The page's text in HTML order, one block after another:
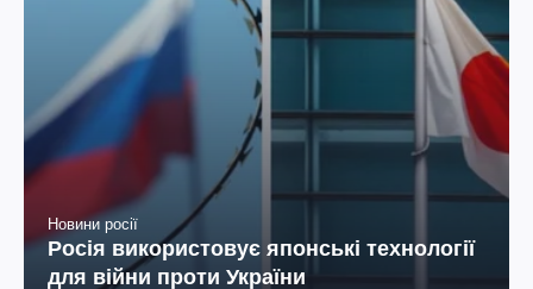
Новини росії
Росія використовує японські технології
для війни проти України